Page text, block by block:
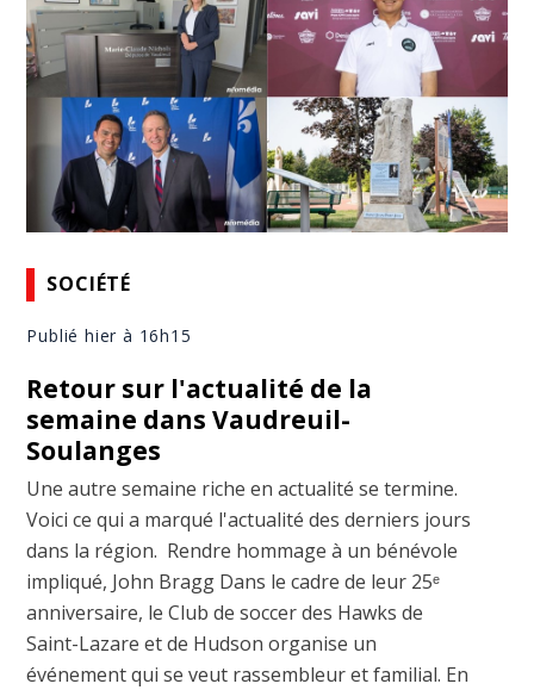
SOCIÉTÉ
Publié hier à 16h15
Retour sur l'actualité de la
semaine dans Vaudreuil-
Soulanges
Une autre semaine riche en actualité se termine.
Voici ce qui a marqué l'actualité des derniers jours
dans la région. Rendre hommage à un bénévole
impliqué, John Bragg Dans le cadre de leur 25ᵉ
anniversaire, le Club de soccer des Hawks de
Saint-Lazare et de Hudson organise un
événement qui se veut rassembleur et familial. En